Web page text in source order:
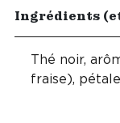
Ingrédients
Thé noir,
fraise),